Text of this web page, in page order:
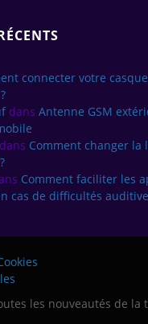
connecter votre
dans Antenne GSM
dans Comment changer la
Comment faciliter les
cas de difficultés
les nouveautés de la